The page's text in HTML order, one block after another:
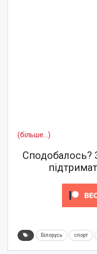
(більше…)
Сподобалось?
Білорусь спорт